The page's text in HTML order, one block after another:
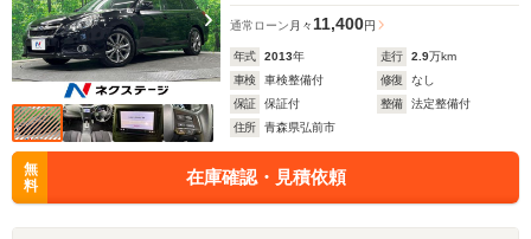
通常ローン 月々 11,400円
年式 2013年 走行 2.9万km
車検
車検整備付 修復
なし
保証
保証付 整備
法定整備付
住所
青森県弘前市
無
料
在庫確認・見積依頼